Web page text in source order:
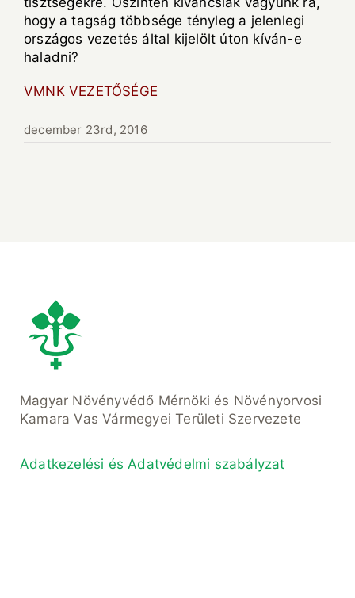
hogy a tagság többsége tényleg a jelenlegi
országos vezetés által kijelölt úton kíván-e
haladni?
VMNK VEZETŐSÉGE
december 23rd, 2016
Magyar Növényvédő Mérnöki és Növényorvosi
Kamara Vas Vármegyei Területi Szervezete
Adatkezelési és Adatvédelmi szabályzat